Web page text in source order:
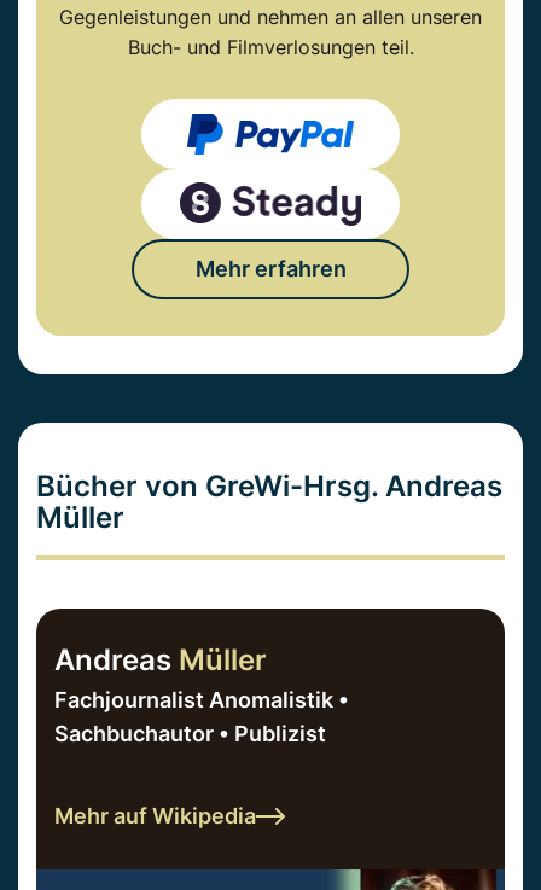
Gegenleistungen und nehmen an allen unseren
Buch- und Filmverlosungen teil.
Mehr erfahren
Bücher von GreWi-Hrsg. Andreas
Müller
Andreas Müller
Fachjournalist Anomalistik •
Sachbuchautor • Publizist
Mehr auf Wikipedia